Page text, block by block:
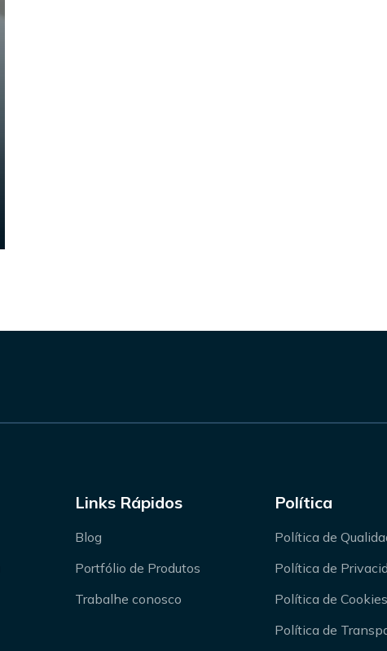
Links Rápidos
Blog
Portfólio de Produtos
Trabalhe conosco
Política
Política de
Política de
Política de Cookies
Política de